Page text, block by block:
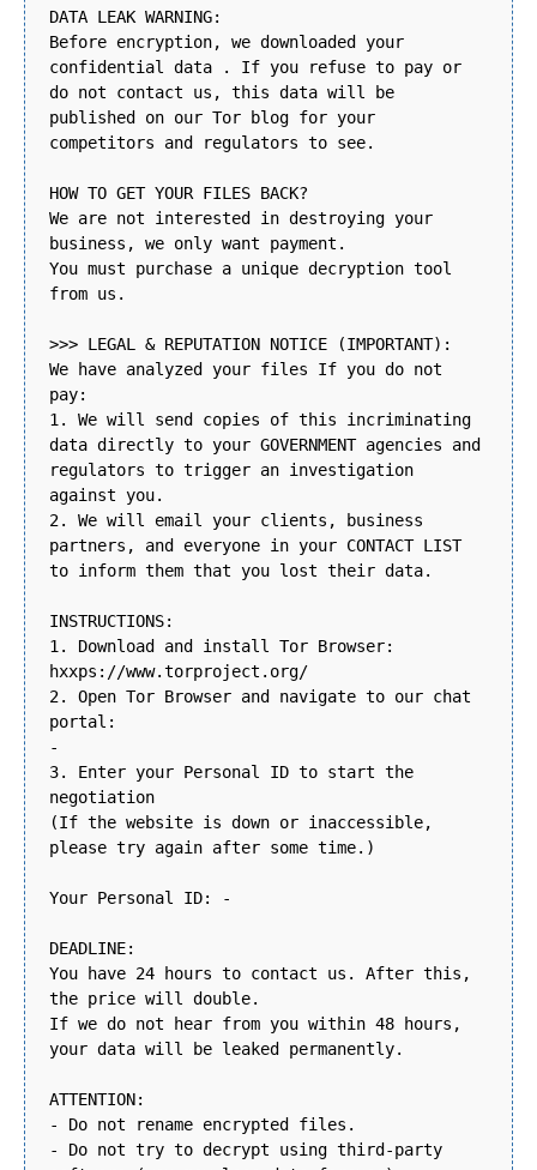
DATA LEAK WARNING:
Before encryption, we downloaded your
confidential data . If you refuse to pay or
do not contact us, this data will be
published on our Tor blog for your
competitors and regulators to see.
HOW TO GET YOUR FILES BACK?
We are not interested in destroying your
business, we only want payment.
You must purchase a unique decryption tool
from us.
>>> LEGAL & REPUTATION NOTICE (IMPORTANT):
We have analyzed your files If you do not
pay:
1. We will send copies of this incriminating
data directly to your GOVERNMENT agencies and
regulators to trigger an investigation
against you.
2. We will email your clients, business
partners, and everyone in your CONTACT LIST
to inform them that you lost their data.
INSTRUCTIONS:
1. Download and install Tor Browser:
hxxps://www.torproject.org/
2. Open Tor Browser and navigate to our chat
portal:
-
3. Enter your Personal ID to start the
negotiation
(If the website is down or inaccessible,
please try again after some time.)
Your Personal ID: -
DEADLINE:
You have 24 hours to contact us. After this,
the price will double.
If we do not hear from you within 48 hours,
your data will be leaked permanently.
ATTENTION:
- Do not rename encrypted files.
- Do not try to decrypt using third-party